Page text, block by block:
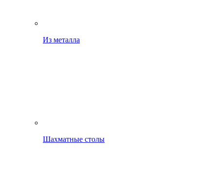
Из металла
Шахматные столы